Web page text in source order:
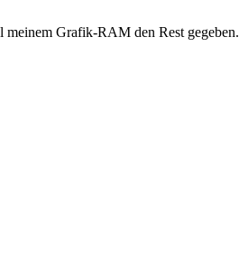
Grafik-RAM den Rest gegeben.